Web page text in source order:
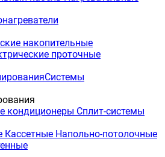
накопительные
проточные
Системы
кондиционеры Сплит-системы
Кассетные Напольно-потолочные